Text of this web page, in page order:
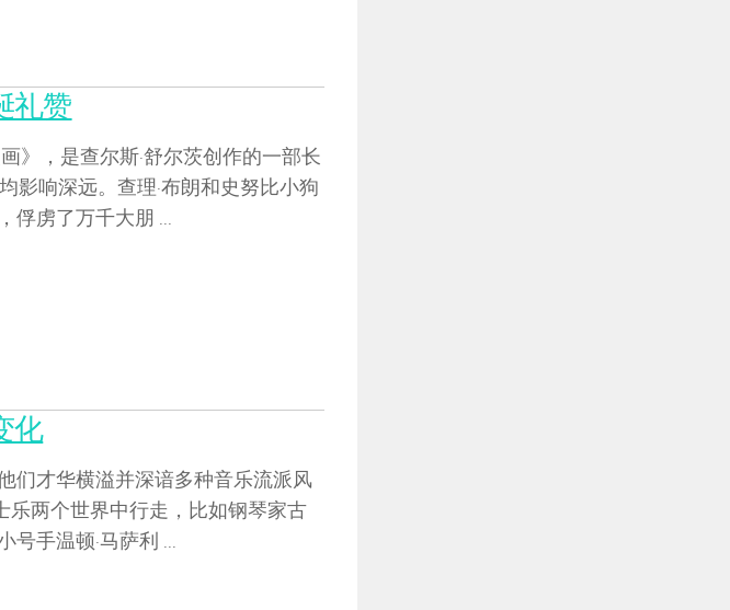
礼赞
》，是查尔斯·舒尔茨创作的一部长
影响深远。查理·布朗和史努比小狗
俘虏了万千大朋 ...
化
们才华横溢并深谙多种音乐流派风
乐两个世界中行走，比如钢琴家古
号手温顿·马萨利 ...